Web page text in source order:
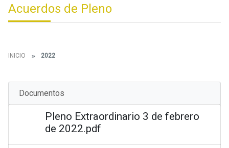
Acuerdos de Pleno
INICIO 2022
Documentos
Pleno Extraordinario 3 de febrero
de 2022.pdf